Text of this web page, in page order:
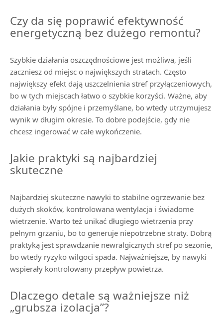
Czy da się poprawić efektywność
energetyczną bez dużego remontu?
Szybkie działania oszczędnościowe jest możliwa, jeśli
zaczniesz od miejsc o największych stratach. Często
największy efekt dają uszczelnienia stref przyłączeniowych,
bo w tych miejscach łatwo o szybkie korzyści. Ważne, aby
działania były spójne i przemyślane, bo wtedy utrzymujesz
wynik w długim okresie. To dobre podejście, gdy nie
chcesz ingerować w całe wykończenie.
Jakie praktyki są najbardziej
skuteczne
Najbardziej skuteczne nawyki to stabilne ogrzewanie bez
dużych skoków, kontrolowana wentylacja i świadome
wietrzenie. Warto też unikać długiego wietrzenia przy
pełnym grzaniu, bo to generuje niepotrzebne straty. Dobrą
praktyką jest sprawdzanie newralgicznych stref po sezonie,
bo wtedy ryzyko wilgoci spada. Najważniejsze, by nawyki
wspierały kontrolowany przepływ powietrza.
Dlaczego detale są ważniejsze niż
„grubsza izolacja”?